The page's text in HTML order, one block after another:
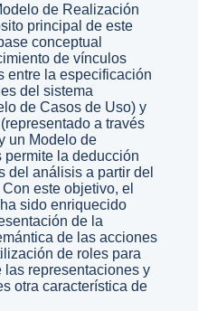
de Realización
principal de este
conceptual
de vínculos
entre la especificación
del sistema
de Casos de Uso) y
a través
un Modelo de
permite la deducción
del análisis a partir del
este objetivo, el
sido enriquecido
de la
de las acciones
de roles para
representaciones y
otra característica de